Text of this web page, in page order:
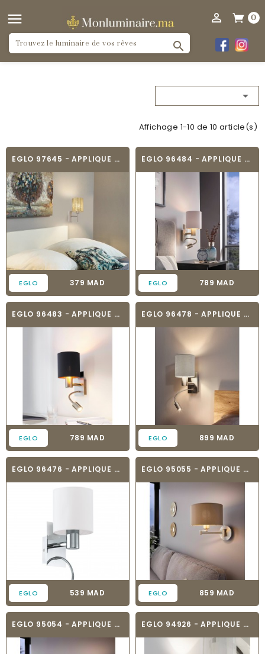
 0



Affichage 1-10 de 10 article(s)
EGLO 97645 - APPLIQUE MURALE TEXTILE -...
EGLO Prix
379 MAD
EGLO 96484 - APPLIQUE MURALE TEXTILE -...
EGLO Prix
789 MAD
EGLO 96483 - APPLIQUE MURALE TEXTILE -...
EGLO Prix
789 MAD
EGLO 96478 - APPLIQUE MURALE TEXTILE -...
EGLO Prix
899 MAD
EGLO 96476 - APPLIQUE MURALE TEXTILE - HALVA
EGLO Prix
539 MAD
EGLO 95055 - APPLIQUE MURALE TEXTILE -...
EGLO Prix
859 MAD
EGLO 95054 - APPLIQUE MURALE TEXTILE -... EGLO 94926 - APPLIQUE MURALE TEXTILE -...